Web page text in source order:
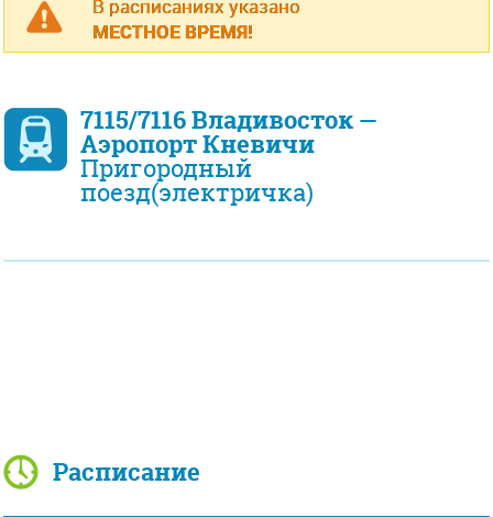
В расписаниях указано
МЕСТНОЕ ВРЕМЯ!
7115/7116 Владивосток —
Аэропорт Кневичи
Пригородный
поезд(электричка)
Расписание